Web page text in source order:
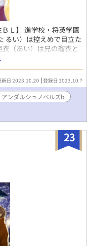
Ｌ】 進学校・将英学園
るい）は控えめで目立た
（あい）は兄の瑠衣と
足で迷子になった際、
きら）に助けられ、瑠衣
合わせて自分の性格を変
。兄の瑠衣は恋心を隠
明け、土佐辺 慎吾（と
委員を務めることにな
れ過ぎて何かと面倒な
じ実行委員に指名した
やる性格だと知ってい
とを知り、瑠衣は密か
つもりだったがこれ以
終止符を打つ決意をす
人が仲直りできるよう
輩の存在を知る。 勉強
ていく土佐辺と瑠衣。
た。 ＊ ＊ ＊ ＊ ＊ 全
結末にご期待ください。
トランキング入り感
新日 2023.10.20 登録日 2023.10.7
アンダルシュノベルズb
23